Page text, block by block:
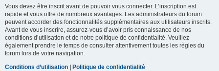
Vous devez être inscrit avant de pouvoir vous connecter. L’inscription est
rapide et vous offre de nombreux avantages. Les administrateurs du forum
peuvent accorder des fonctionnalités supplémentaires aux utilisateurs inscrits.
Avant de vous inscrire, assurez-vous d’avoir pris connaissance de nos
conditions d’utilisation et de notre politique de confidentialité. Veuillez
également prendre le temps de consulter attentivement toutes les règles du
forum lors de votre navigation.
Conditions d’utilisation | Politique de confidentialité